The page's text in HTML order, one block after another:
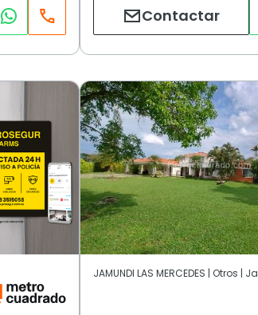
Contactar
JAMUNDI LAS MERCEDES | Otros |